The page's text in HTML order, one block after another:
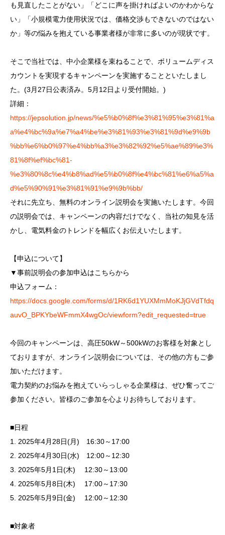
も見直したことがない」「どこに声を掛ければよいのかわからな
い」「小規模電力使用状況では、価格交渉もできないのではない
か」等の悩みを抱えている事業者様が非常に多いのが現状です。
そこで当社では、中小企業様を束ねることで、ボリュームディス
カウントを実現するキャンペーンを実施することといたしまし
た。(3月27日公表済み。5月12日より受付開始。)
詳細：
https://jepsolution.jp/news/%e5%b0%8f%e3%81%95%e3%81%a
a%e4%bc%9a%e7%a4%be%e3%81%93%e3%81%9d%e9%9b
%bb%e6%b0%97%e4%bb%a3%e3%82%92%e5%ae%89%e3%
81%8f%ef%bc%81-
%e3%80%8c%e4%b8%ad%e5%b0%8f%e4%bc%81%e6%a5%a
d%e5%90%91%e3%81%91%e9%9b%bb/
それに先立ち、無料のオンライン説明会を実施いたします。今回
の説明会では、キャンペーンの内容だけでなく、当社の知見を活
かし、電気料金のトレンドを幅広くお伝えいたします。
【申込について】
▼事前説明会の参加申込はこちらから
申込フォーム：
https://docs.google.com/forms/d/1RK6d1YUXMmMoKJjGVdTfdq
auvO_BPKYbeWFmmX4wgOc/viewform?edit_requested=true
今回のキャンペーンは、高圧50kW～500kWのお客様を対象とし
ておりますが、オンライン説明会については、その他の方もご参
加いただけます。
電力契約のお悩みを抱えていらっしゃる企業様は、ぜひ奮ってご
参加ください。皆様のご参加を心よりお待ちしております。
■日程
1. 2025年4月28日(月) 16:30～17:00
2. 2025年4月30日(水) 12:00～12:30
3. 2025年5月1日(木) 12:30～13:00
4. 2025年5月8日(木) 17:00～17:30
5. 2025年5月9日(金) 12:00～12:30
■対象者